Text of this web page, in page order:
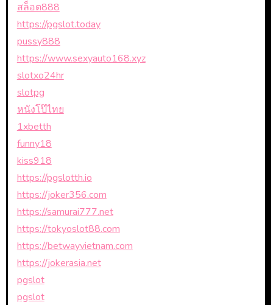
สล็อต888
https://pgslot.today
pussy888
https://www.sexyauto168.xyz
slotxo24hr
slotpg
หนังโป๊ไทย
1xbetth
funny18
kiss918
https://pgslotth.io
https://joker356.com
https://samurai777.net
https://tokyoslot88.com
https://betwayvietnam.com
https://jokerasia.net
pgslot
pgslot